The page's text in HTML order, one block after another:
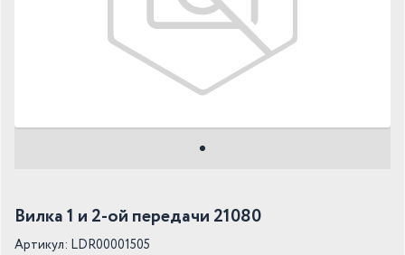
Вилка 1 и 2-ой передачи 21080
Артикул: LDR00001505